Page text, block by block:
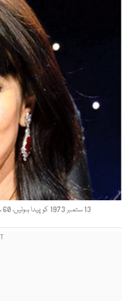
13 ستمبر 1973 کو پیدا ہوئیں، 60 سے زائد فلموں میں ادکاری کے جوہر دکھائے۔ فوٹو: فائل